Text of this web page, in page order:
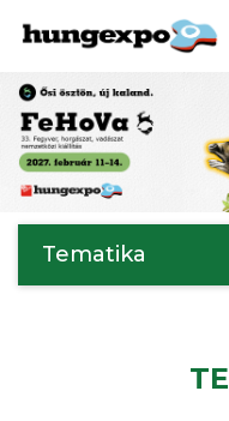
Tematika